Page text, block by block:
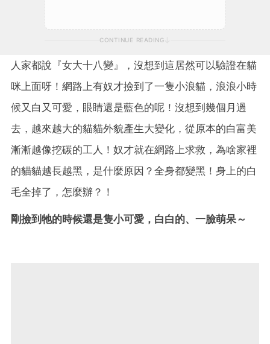
CONTINUE READING
人家都說『女大十八變』，沒想到這居然可以驗證在貓
咪上面呀！網路上有奴才撿到了一隻小浪貓，浪浪小時
候又白又可愛，眼睛還是藍色的呢！沒想到幾個月過
去，越來越大的貓貓外貌產生大變化，從原本的白富美
漸漸越像挖碳的工人！奴才就在網路上求救，為啥家裡
的貓貓越長越黑，是什麼原因？全身都變黑！身上的白
毛全掉了，怎麼辦？！
剛撿到牠的時候還是隻小可愛，白白的、一臉萌呆～